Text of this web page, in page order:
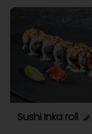
Sushi Inka roll